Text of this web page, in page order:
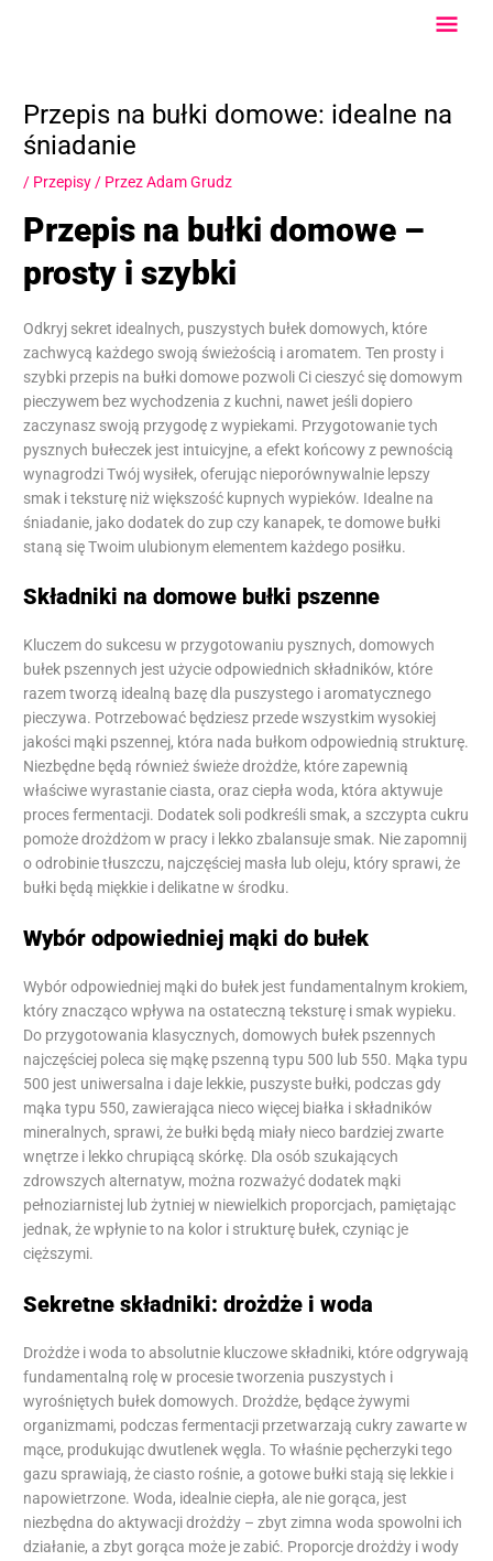
Przepis na bułki domowe: idealne na
śniadanie
/ Przepisy / PrzezAdam Grudz
Przepis na bułki domowe –
prosty i szybki
Odkryj sekret idealnych, puszystych bułek domowych, które
zachwycą każdego swoją świeżością i aromatem. Ten prosty i
szybki przepis na bułki domowe pozwoli Ci cieszyć się domowym
pieczywem bez wychodzenia z kuchni, nawet jeśli dopiero
zaczynasz swoją przygodę z wypiekami. Przygotowanie tych
pysznych bułeczek jest intuicyjne, a efekt końcowy z pewnością
wynagrodzi Twój wysiłek, oferując nieporównywalnie lepszy
smak i teksturę niż większość kupnych wypieków. Idealne na
śniadanie, jako dodatek do zup czy kanapek, te domowe bułki
staną się Twoim ulubionym elementem każdego posiłku.
Składniki na domowe bułki pszenne
Kluczem do sukcesu w przygotowaniu pysznych, domowych
bułek pszennych jest użycie odpowiednich składników, które
razem tworzą idealną bazę dla puszystego i aromatycznego
pieczywa. Potrzebować będziesz przede wszystkim wysokiej
jakości mąki pszennej, która nada bułkom odpowiednią strukturę.
Niezbędne będą również świeże drożdże, które zapewnią
właściwe wyrastanie ciasta, oraz ciepła woda, która aktywuje
proces fermentacji. Dodatek soli podkreśli smak, a szczypta cukru
pomoże drożdżom w pracy i lekko zbalansuje smak. Nie zapomnij
o odrobinie tłuszczu, najczęściej masła lub oleju, który sprawi, że
bułki będą miękkie i delikatne w środku.
Wybór odpowiedniej mąki do bułek
Wybór odpowiedniej mąki do bułek jest fundamentalnym krokiem,
który znacząco wpływa na ostateczną teksturę i smak wypieku.
Do przygotowania klasycznych, domowych bułek pszennych
najczęściej poleca się mąkę pszenną typu 500 lub 550. Mąka typu
500 jest uniwersalna i daje lekkie, puszyste bułki, podczas gdy
mąka typu 550, zawierająca nieco więcej białka i składników
mineralnych, sprawi, że bułki będą miały nieco bardziej zwarte
wnętrze i lekko chrupiącą skórkę. Dla osób szukających
zdrowszych alternatyw, można rozważyć dodatek mąki
pełnoziarnistej lub żytniej w niewielkich proporcjach, pamiętając
jednak, że wpłynie to na kolor i strukturę bułek, czyniąc je
cięższymi.
Sekretne składniki: drożdże i woda
Drożdże i woda to absolutnie kluczowe składniki, które odgrywają
fundamentalną rolę w procesie tworzenia puszystych i
wyrośniętych bułek domowych. Drożdże, będące żywymi
organizmami, podczas fermentacji przetwarzają cukry zawarte w
mące, produkując dwutlenek węgla. To właśnie pęcherzyki tego
gazu sprawiają, że ciasto rośnie, a gotowe bułki stają się lekkie i
napowietrzone. Woda, idealnie ciepła, ale nie gorąca, jest
niezbędna do aktywacji drożdży – zbyt zimna woda spowolni ich
działanie, a zbyt gorąca może je zabić. Proporcje drożdży i wody